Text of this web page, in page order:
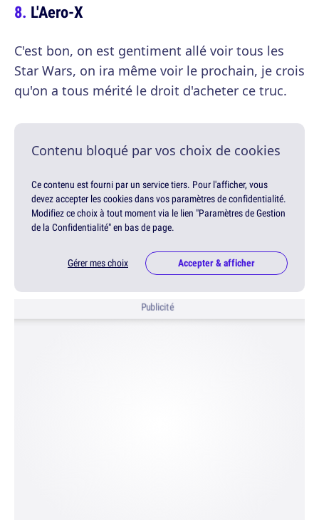
L'Aero-X
C'est bon, on est gentiment allé voir tous les
Star Wars, on ira même voir le prochain, je crois
qu'on a tous mérité le droit d'acheter ce truc.
Contenu bloqué par vos choix de cookies
Ce contenu est fourni par un service tiers. Pour l'afficher, vous
devez accepter les cookies dans vos paramètres de confidentialité.
Modifiez ce choix à tout moment via le lien "Paramètres de Gestion
de la Confidentialité" en bas de page.
Gérer mes choix Accepter & afficher
Publicité